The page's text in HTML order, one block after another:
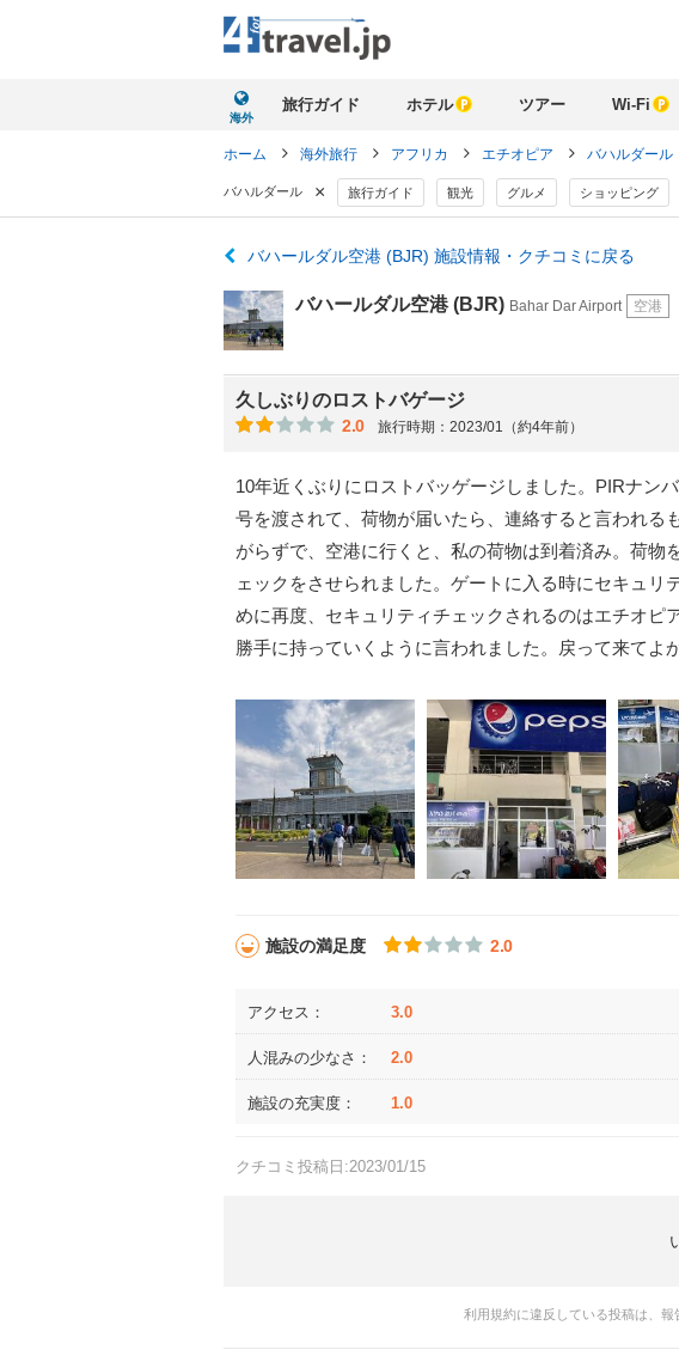
海外
旅行ガイド ホテル ツアー Wi-Fi
ホーム 海外旅行 アフリカ エチオピア バハルダール
バハルダール × 旅行ガイド 観光 グルメ ショッピング
バハールダル空港 (BJR) 施設情報・クチコミに戻る
バハールダル空港 (BJR) Bahar Dar Airport 空港
久しぶりのロストバゲージ
2.0 旅行時期：2023/01（約4年前）
10年近くぶりにロストバッゲージしました。PIRナン
号を渡されて、荷物が届いたら、連絡すると言われる
がらずで、空港に行くと、私の荷物は到着済み。荷物
ェックをさせられました。ゲートに入る時にセキュリ
めに再度、セキュリティチェックされるのはエチオピ
勝手に持っていくように言われました。戻って来てよ
施設の満足度 2.0
アクセス： 3.0
人混みの少なさ： 2.0
施設の充実度： 1.0
クチコミ投稿日:2023/01/15
利用規約に違反している投稿は、報